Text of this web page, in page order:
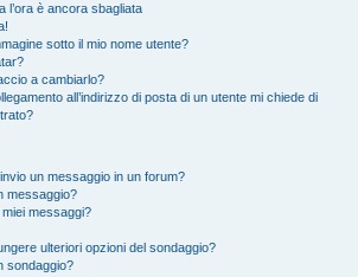
l’ora è ancora sbagliata
sotto il mio nome utente?
a cambiarlo?
all’indirizzo di posta di un utente mi chiede di
un messaggio in un forum?
messaggio?
messaggi?
ulteriori opzioni del sondaggio?
sondaggio?